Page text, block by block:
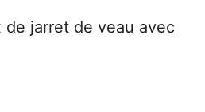
de jarret de veau avec